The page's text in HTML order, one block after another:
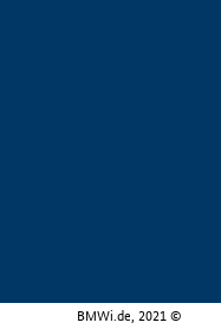
BMWi.de, 2021 ©